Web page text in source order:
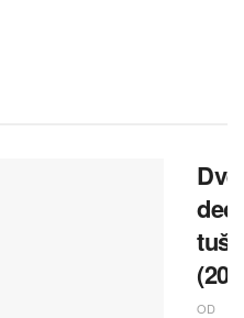
Dvě
deci
tuše
OD